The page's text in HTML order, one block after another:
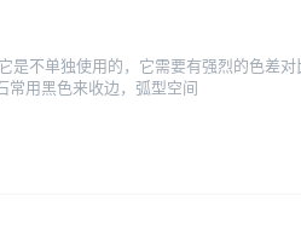
不单独使用的，它需要有强烈的色差
常用黑色来收边，弧型空间